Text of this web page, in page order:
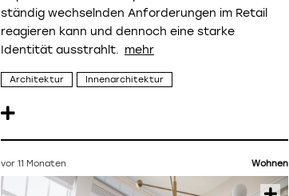
ständig wechselnden Anforderungen im Retail
reagieren kann und dennoch eine starke
Identität ausstrahlt.
Architektur Innenarchitektur
vor 11 Monaten Wohnen